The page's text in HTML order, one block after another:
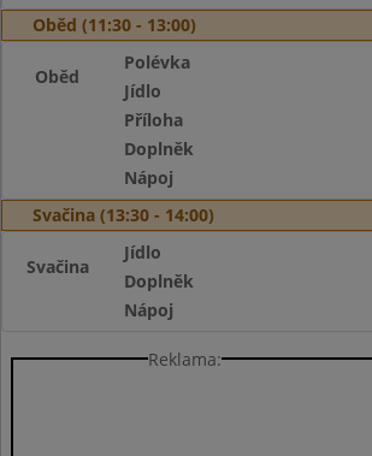
Oběd (11:30 - 13:00)
Oběd
Polévka
Jídlo
Příloha
Doplněk
Nápoj
Svačina (13:30 - 14:00)
Svačina
Jídlo
Doplněk
Nápoj
Reklama: